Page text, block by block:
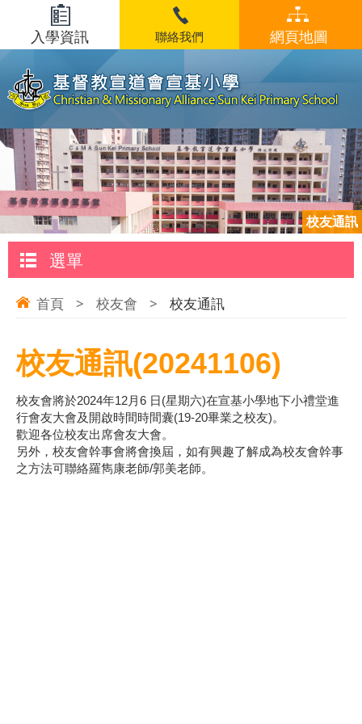
入學資訊 聯絡我們 網頁地圖
校友通訊
選單
首頁 > 校友會 > 校友通訊
校友通訊(20241106)
校友會將於2024年12月6 日(星期六)在宣基小學地下小禮堂進
行會友大會及開啟時間時間囊(19-20畢業之校友)。
歡迎各位校友出席會友大會。
另外，校友會幹事會將會換屆，如有興趣了解成為校友會幹事
之方法可聯絡羅雋康老師/郭美老師。